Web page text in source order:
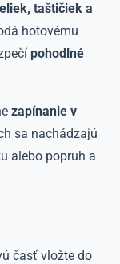
taštičiek a
hotovému
pohodlné
zapínanie v
sa nachádzajú
alebo popruh a
časť vložte do